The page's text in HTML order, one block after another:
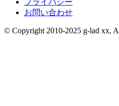
お問い合わせ
© Copyright 2010-2025 g-lad xx,